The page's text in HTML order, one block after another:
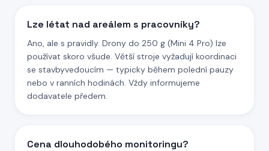
Lze létat nad areálem s pracovníky?
Ano, ale s pravidly. Drony do 250 g (Mini 4 Pro) lze
používat skoro všude. Větší stroje vyžadují koordinaci
se stavbyvedoucím — typicky během polední pauzy
nebo v ranních hodinách. Vždy informujeme
dodavatele předem.
Cena dlouhodobého monitoringu?